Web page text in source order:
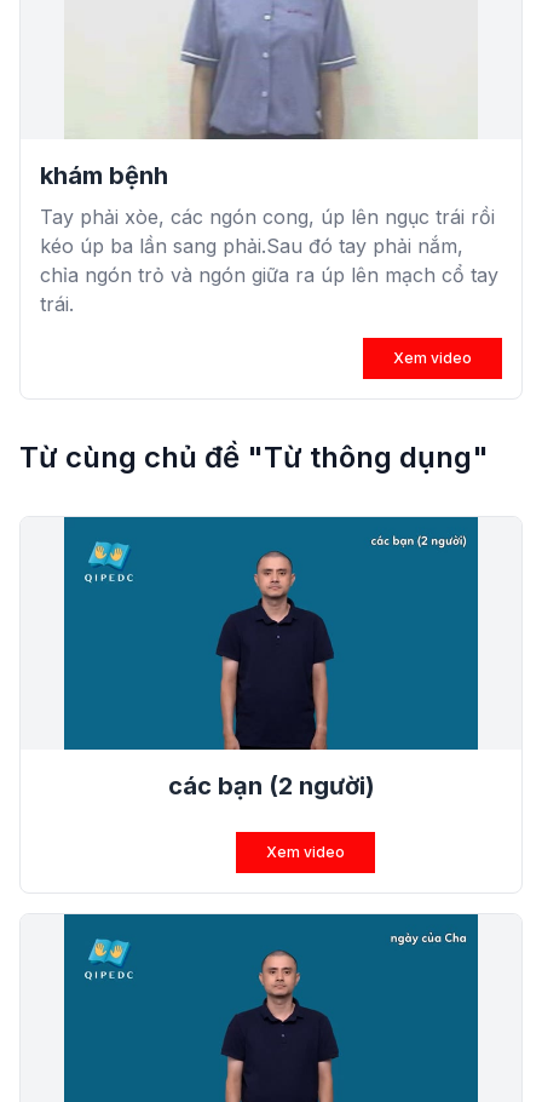
khám bệnh
Tay phải xòe, các ngón cong, úp lên ngục trái rồi
kéo úp ba lần sang phải.Sau đó tay phải nắm,
chỉa ngón trỏ và ngón giữa ra úp lên mạch cổ tay
trái.
Xem video
Từ cùng chủ đề "Từ thông dụng"
các bạn (2 người)
Xem video